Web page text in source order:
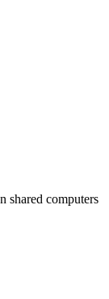
shared computers